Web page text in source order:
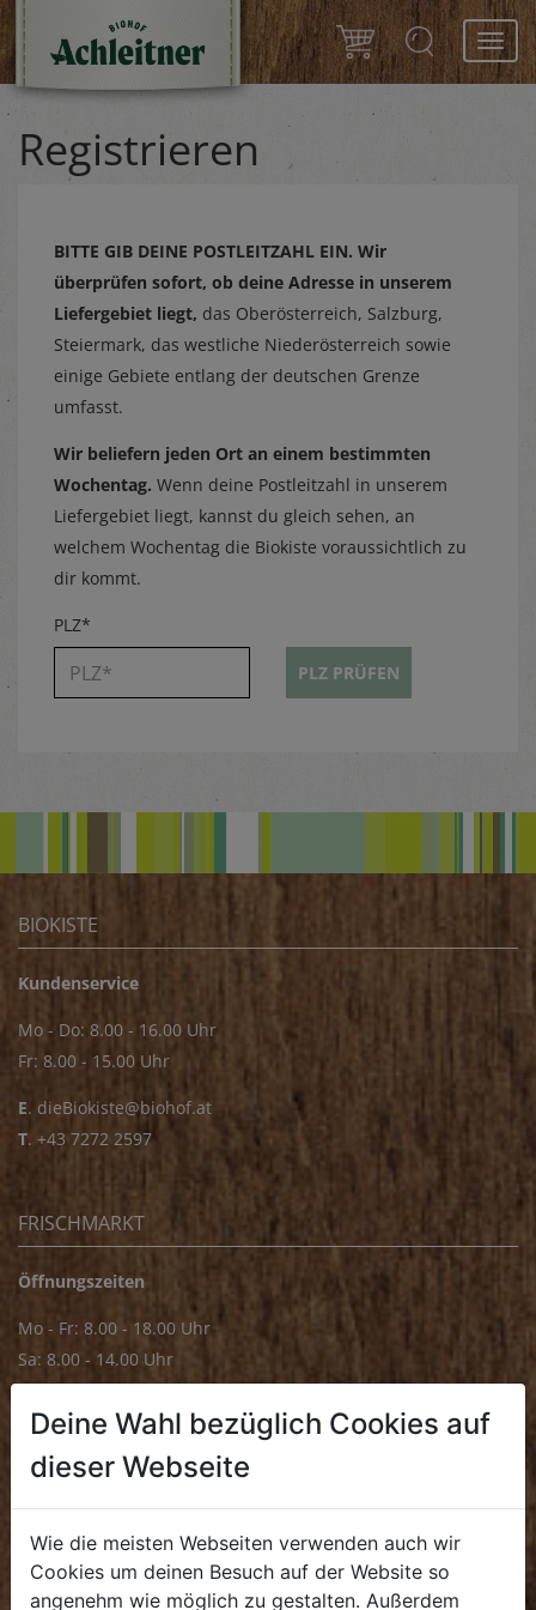
Registrieren
BITTE GIB DEINE POSTLEITZAHL EIN. Wir
überprüfen sofort, ob deine Adresse in unserem
Liefergebiet liegt, das Oberösterreich, Salzburg,
Steiermark, das westliche Niederösterreich sowie
einige Gebiete entlang der deutschen Grenze
umfasst.
Wir beliefern jeden Ort an einem bestimmten
Wochentag. Wenn deine Postleitzahl in unserem
Liefergebiet liegt, kannst du gleich sehen, an
welchem Wochentag die Biokiste voraussichtlich zu
dir kommt.
PLZ*
PLZ PRÜFEN
BIOKISTE
Kundenservice
Mo - Do: 8.00 - 16.00 Uhr
Fr: 8.00 - 15.00 Uhr
E. dieBiokiste@biohof.at
T. +43 7272 2597
FRISCHMARKT
Öffnungszeiten
Mo - Fr: 8.00 - 18.00 Uhr
Sa: 8.00 - 14.00 Uhr
Mo - Fr: 8.00 - 16.00 Uhr
. +43 7272 4859 70
Deine Wahl bezüglich Cookies auf
dieser Webseite
Wie die meisten Webseiten verwenden auch wir
Cookies um deinen Besuch auf der Website so
angenehm wie möglich zu gestalten. Außerdem